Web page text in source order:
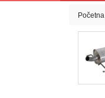
Početna